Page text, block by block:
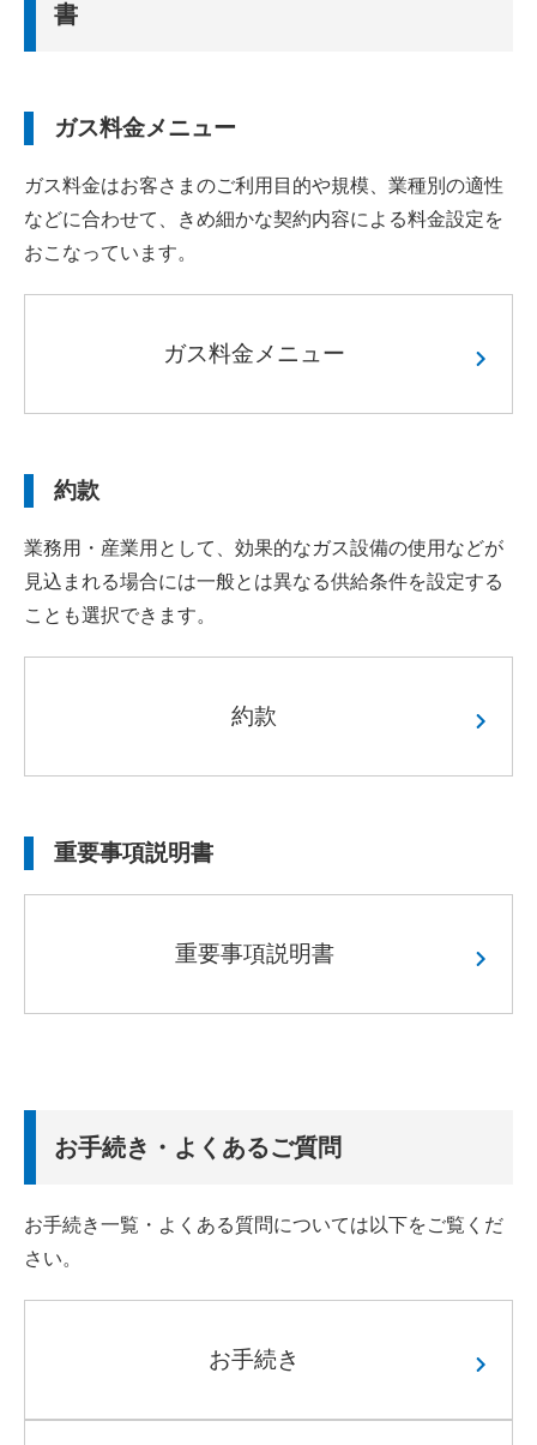
書
ガス料金メニュー
ガス料金はお客さまのご利用目的や規模、業種別の適性
などに合わせて、きめ細かな契約内容による料金設定を
おこなっています。
ガス料金メニュー
約款
業務用・産業用として、効果的なガス設備の使用などが
見込まれる場合には一般とは異なる供給条件を設定する
ことも選択できます。
約款
重要事項説明書
重要事項説明書
お手続き・よくあるご質問
お手続き一覧・よくある質問については以下をご覧くだ
さい。
お手続き